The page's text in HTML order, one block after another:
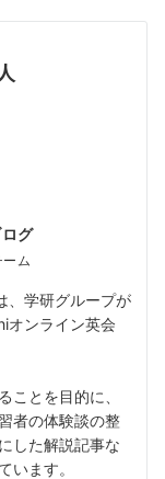
グ
ム
、学研グループが
オンライン英会
ことを目的に、
者の体験談の整
した解説記事な
います。